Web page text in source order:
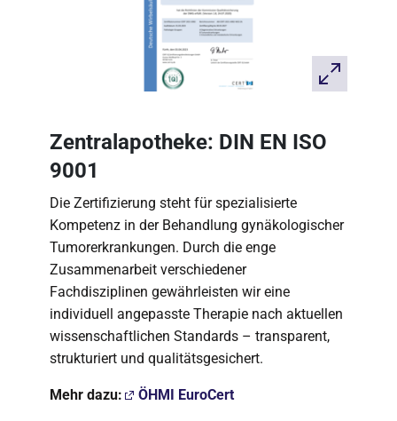
Zentralapotheke: DIN EN ISO
9001
Die Zertifizierung steht für spezialisierte
Kompetenz in der Behandlung gynäkologischer
Tumorerkrankungen. Durch die enge
Zusammenarbeit verschiedener
Fachdisziplinen gewährleisten wir eine
individuell angepasste Therapie nach aktuellen
wissenschaftlichen Standards – transparent,
strukturiert und qualitätsgesichert.
Mehr dazu: ÖHMI EuroCert